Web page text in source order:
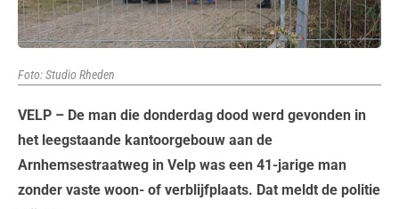
Foto: Studio Rheden
VELP – De man die donderdag dood werd gevonden in
het leegstaande kantoorgebouw aan de
Arnhemsestraatweg in Velp was een 41-jarige man
zonder vaste woon- of verblijfplaats. Dat meldt de politie